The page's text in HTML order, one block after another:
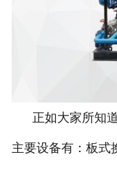
正如大家所知道
主要设备有：板式